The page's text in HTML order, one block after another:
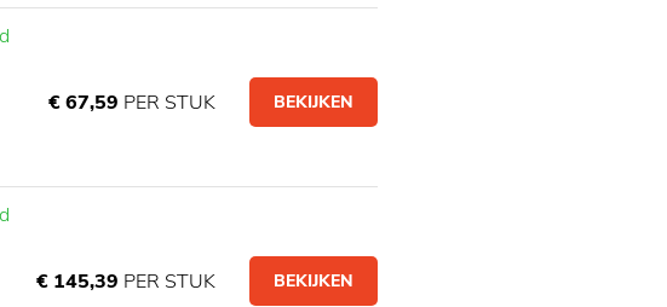
€ 67,59 PER STUK BEKIJKEN
€ 145,39 PER STUK BEKIJKEN